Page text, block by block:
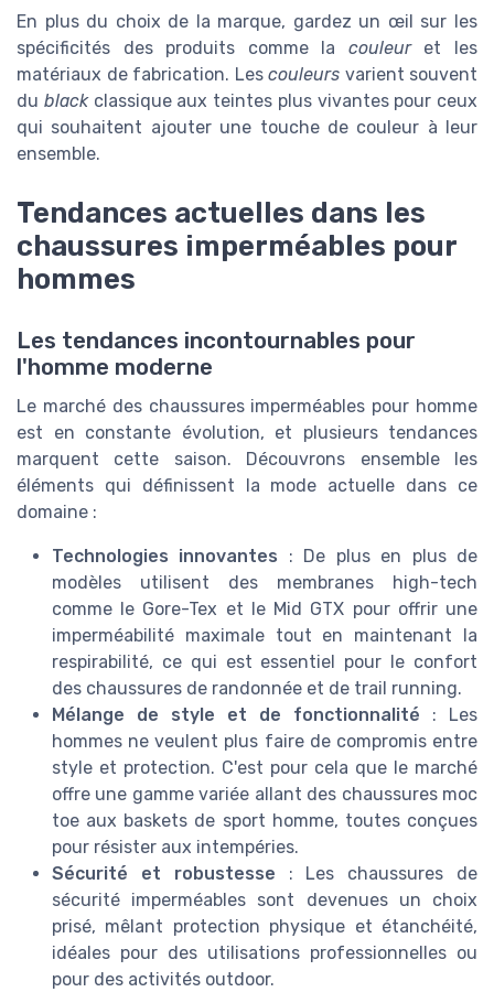
En plus du choix de la marque, gardez un œil sur les
spécificités des produits comme la couleuret les
matériaux de fabrication. Les couleurs varient souvent
du blackclassique aux teintes plus vivantes pour ceux
qui souhaitent ajouter une touche de couleur à leur
ensemble.
Tendances actuelles dans les
chaussures imperméables pour
hommes
Les tendances incontournables pour
l'homme moderne
Le marché des chaussures imperméables pour homme
est en constante évolution, et plusieurs tendances
marquent cette saison. Découvrons ensemble les
éléments qui définissent la mode actuelle dans ce
domaine :
Technologies innovantes : De plus en plus de
modèles utilisent des membranes high-tech
comme le Gore-Tex et le Mid GTX pour offrir une
imperméabilité maximale tout en maintenant la
respirabilité, ce qui est essentiel pour le confort
des chaussures de randonnée et de trail running.
Mélange de style et de fonctionnalité : Les
hommes ne veulent plus faire de compromis entre
style et protection. C'est pour cela que le marché
offre une gamme variée allant des chaussures moc
toe aux baskets de sport homme, toutes conçues
pour résister aux intempéries.
Sécurité et robustesse : Les chaussures de
sécurité imperméables sont devenues un choix
prisé, mêlant protection physique et étanchéité,
idéales pour des utilisations professionnelles ou
pour des activités outdoor.